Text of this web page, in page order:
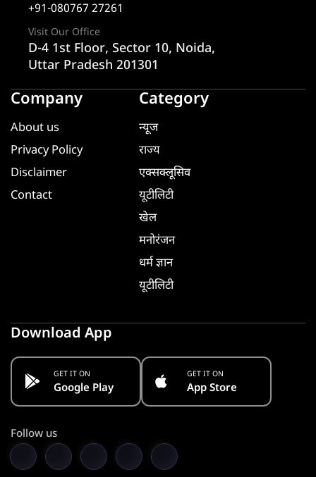
+91-080767 27261
Visit Our Office
D-4 1st Floor, Sector 10, Noida,
Uttar Pradesh 201301
Company
About us
Privacy Policy
Disclaimer
Contact
Category
न्यूज
राज्य
एक्सक्लूसिव
यूटीलिटी
खेल
मनोरंजन
धर्म ज्ञान
यूटीलिटी
Download App
GET IT ON
Google Play
GET IT ON
App Store
Follow us